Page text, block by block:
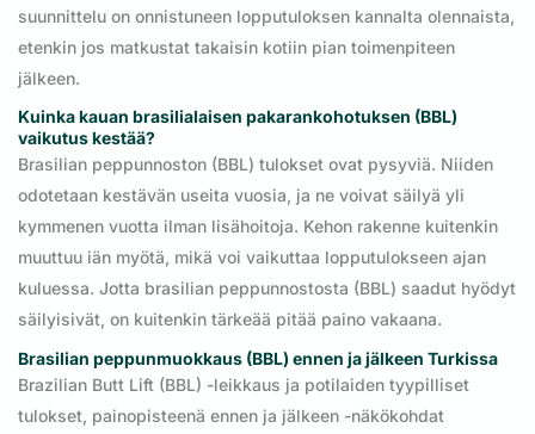
suunnittelu on onnistuneen lopputuloksen kannalta olennaista,
etenkin jos matkustat takaisin kotiin pian toimenpiteen
jälkeen.
Kuinka kauan brasilialaisen pakarankohotuksen (BBL)
vaikutus kestää?
Brasilian peppunnoston (BBL) tulokset ovat pysyviä. Niiden
odotetaan kestävän useita vuosia, ja ne voivat säilyä yli
kymmenen vuotta ilman lisähoitoja. Kehon rakenne kuitenkin
muuttuu iän myötä, mikä voi vaikuttaa lopputulokseen ajan
kuluessa. Jotta brasilian peppunnostosta (BBL) saadut hyödyt
säilyisivät, on kuitenkin tärkeää pitää paino vakaana.
Brasilian peppunmuokkaus (BBL) ennen ja jälkeen Turkissa
Brazilian Butt Lift (BBL) -leikkaus ja potilaiden tyypilliset
tulokset, painopisteenä ennen ja jälkeen -näkökohdat